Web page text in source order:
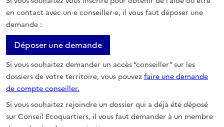
en contact avec un·e conseiller·e, il vous faut déposer une
demande :
Déposer une demande
Si vous souhaitez demander un accès “conseiller” sur les
dossiers de votre territoire, vous pouvezfaire une demande
de compte conseiller.
Si vous souhaitez rejoindre un dossier qui a déjà été déposé
sur Conseil Ecoquartiers, il vous faut demander à un membre